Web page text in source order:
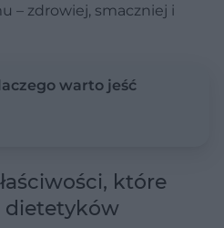
– zdrowiej, smaczniej i
warto jeść
które
dietetyków